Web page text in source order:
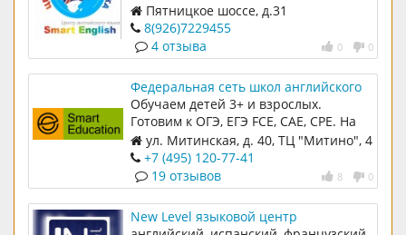
Пятницкое шоссе, д.31
8(926)7229455
0 0
4 отзыва
Федеральная сеть школ английского
языка Smart Education
Обучаем детей 3+ и взрослых.
Готовим к ОГЭ, ЕГЭ FCE, CAE, CPE. На
рынке 12 лет. Онлайн и оффлайн
формат обучения. Ежегодно обучаем
1000 детей и 600 взрослых.
ул. Митинская, д. 40, ТЦ "Митино", 4
этаж+7 (495) 120-77-41
8 0
19 отзывов
New Level языковой центр